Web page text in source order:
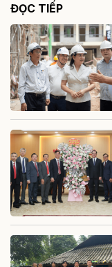
ĐỌC TIẾP